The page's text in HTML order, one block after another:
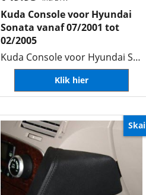
Kuda Console voor Hyundai
Sonata vanaf 07/2001 tot
02/2005
Kuda Console voor Hyundai Sonata vanaf 07/2001 tot 02/2005
Klik hier
Skai